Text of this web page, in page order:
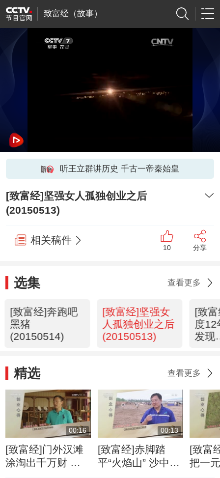
致富经（故事）
听王立群讲历史 千古一帝秦始皇
[致富经]坚强女人孤独创业之后
(20150513)
相关稿件
10 分享
选集 查看更多
[致富经]奔跑吧
黑猪
(20150514)
[致富经]坚强女
人孤独创业之后
(20150513)
[致
度12
发现
精选 查看更多
00:16
[致富经]门外汉滩
涂淘出千万财 创
00:13
[致富经]赤脚踏
平“火焰山” 沙中掘
[致富
把一